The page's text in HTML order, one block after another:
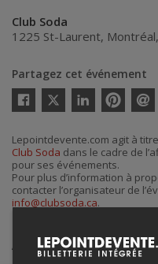
Club Soda
1225 St-Laurent, Montréal,
Partagez cet événement
Twitter
courriel
Lepointdevente.com agit à
Club Soda dans le cadre de
pour ses événements.
Pour plus d’information à
contacter l’organisateur de
info@clubsoda.ca.
Achat de billets